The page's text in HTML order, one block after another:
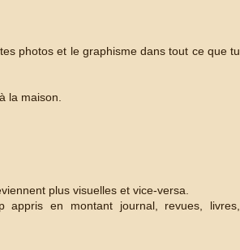
photos et le graphisme dans tout ce que tu
la maison.
plus visuelles et vice-versa.
en montant journal, revues, livres,